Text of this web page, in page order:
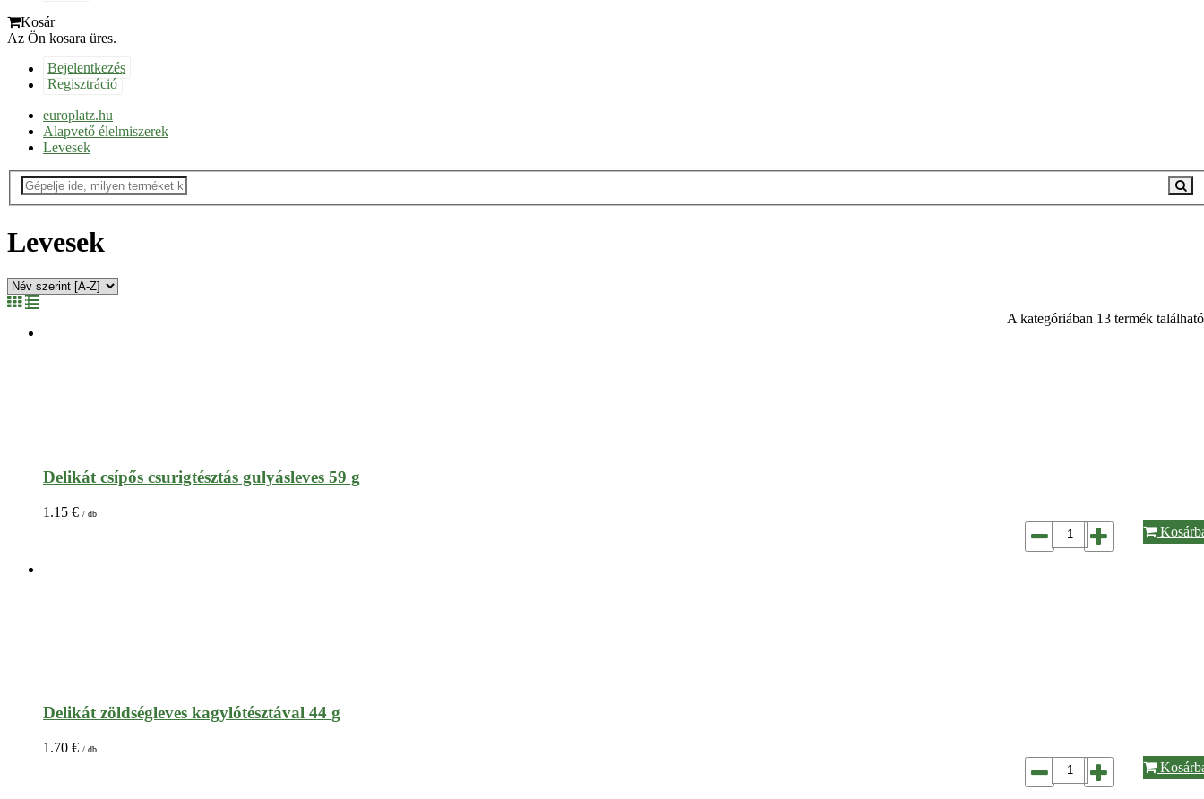
Kosár
Az Ön kosara üres.
Bejelentkezés
Regisztráció
europlatz.hu
Alapvető élelmiszerek
Levesek
Levesek
A kategóriában 13 termék
Delikát csípős csurigtésztás gulyásleves 59 g
1.15 € / db
Delikát zöldségleves kagylótésztával 44 g
1.70 € / db